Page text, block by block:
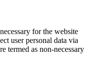
for the website
user personal data via
termed as non-necessary